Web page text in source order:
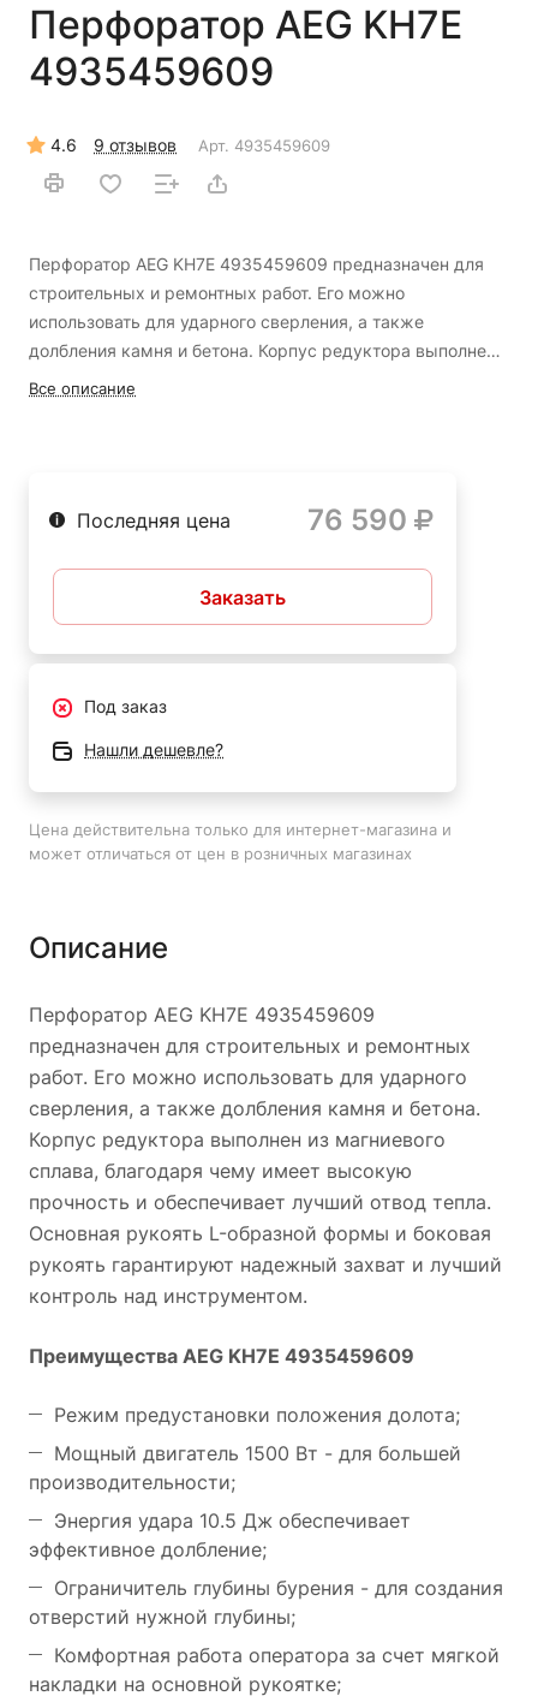
Перфоратор AEG KH7E
4935459609
4.6 9 отзывов Арт. 4935459609
Перфоратор AEG KH7E 4935459609 предназначен для
строительных и ремонтных работ. Его можно
использовать для ударного сверления, а также
долбления камня и бетона. Корпус редуктора выполнен
из магниевого сплава, благодаря чему имеет высокую
долбление;
отверстий нужной глубины;
Комфортная работа оператора за счет мягкой
предупреждает о необходимости замены износившихся
угольных щеток, а правый - о том, что инструмент
перфоратора AEG KH7E 4935459609.
Все описание
Последняя цена 76 590
Заказать
Под заказ
Нашли дешевле?
Цена действительна только для интернет-магазина и
может отличаться от цен в розничных магазинах
Описание
Перфоратор AEG KH7E 4935459609
предназначен для строительных и ремонтных
работ. Его можно использовать для ударного
сверления, а также долбления камня и бетона.
Корпус редуктора выполнен из магниевого
сплава, благодаря чему имеет высокую
прочность и обеспечивает лучший отвод тепла.
Основная рукоять L-образной формы и боковая
рукоять гарантируют надежный захват и лучший
контроль над инструментом.
Преимущества AEG KH7E 4935459609
Режим предустановки положения долота;
Мощный двигатель 1500 Вт - для большей
производительности;
Энергия удара 10.5 Дж обеспечивает
эффективное долбление;
Ограничитель глубины бурения - для создания
отверстий нужной глубины;
Комфортная работа оператора за счет мягкой
накладки на основной рукоятке;